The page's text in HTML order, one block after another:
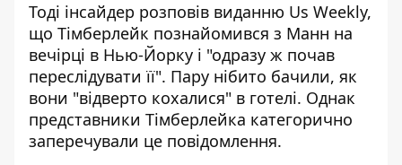
Тоді інсайдер розповів виданню Us Weekly,
що Тімберлейк познайомився з Манн на
вечірці в Нью-Йорку і "одразу ж почав
переслідувати її". Пару нібито бачили, як
вони "відверто кохалися" в готелі. Однак
представники Тімберлейка категорично
заперечували це повідомлення.